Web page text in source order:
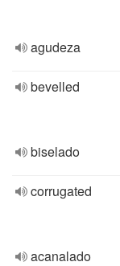
agudeza
bevelled
biselado
corrugated
acanalado